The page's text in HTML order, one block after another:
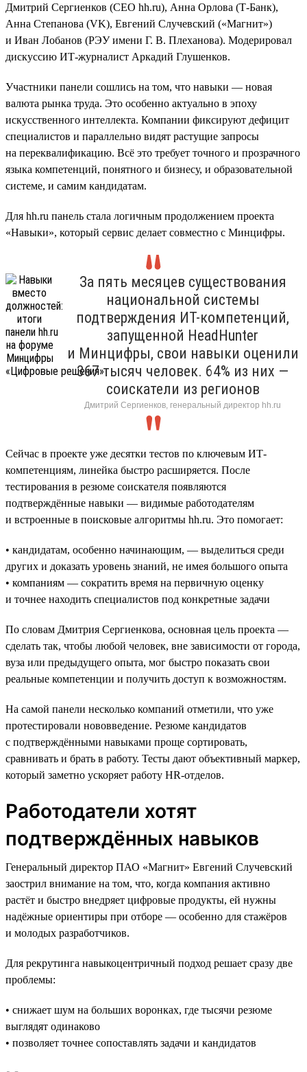
Дмитрий Сергиенков (CEO hh.ru), Анна Орлова (Т-Банк),
Анна Степанова (VK), Евгений Случевский («Магнит»)
и Иван Лобанов (РЭУ имени Г. В. Плеханова). Модерировал
дискуссию ИТ-журналист Аркадий Глушенков.
Участники панели сошлись на том, что навыки — новая
валюта рынка труда. Это особенно актуально в эпоху
искусственного интеллекта. Компании фиксируют дефицит
специалистов и параллельно видят растущие запросы
на переквалификацию. Всё это требует точного и прозрачного
языка компетенций, понятного и бизнесу, и образовательной
системе, и самим кандидатам.
Для hh.ru панель стала логичным продолжением проекта
«Навыки», который сервис делает совместно с Минцифры.
За пять месяцев существования
национальной системы
подтверждения ИТ-компетенций,
запущенной HeadHunter
и Минцифры, свои навыки оценили
367 тысяч человек. 64% из них —
соискатели из регионов
Дмитрий Сергиенков, генеральный директор hh.ru
Сейчас в проекте уже десятки тестов по ключевым ИТ-
компетенциям, линейка быстро расширяется. После
тестирования в резюме соискателя появляются
подтверждённые навыки — видимые работодателям
и встроенные в поисковые алгоритмы hh.ru. Это помогает:
• кандидатам, особенно начинающим, — выделиться среди
других и доказать уровень знаний, не имея большого опыта
• компаниям — сократить время на первичную оценку
и точнее находить специалистов под конкретные задачи
По словам Дмитрия Сергиенкова, основная цель проекта —
сделать так, чтобы любой человек, вне зависимости от города,
вуза или предыдущего опыта, мог быстро показать свои
реальные компетенции и получить доступ к возможностям.
На самой панели несколько компаний отметили, что уже
протестировали нововведение. Резюме кандидатов
с подтверждёнными навыками проще сортировать,
сравнивать и брать в работу. Тесты дают объективный маркер,
который заметно ускоряет работу HR-отделов.
Работодатели хотят
подтверждённых навыков
Генеральный директор ПАО «Магнит» Евгений Случевский
заострил внимание на том, что, когда компания активно
растёт и быстро внедряет цифровые продукты, ей нужны
надёжные ориентиры при отборе — особенно для стажёров
и молодых разработчиков.
Для рекрутинга навыкоцентричный подход решает сразу две
проблемы:
• снижает шум на больших воронках, где тысячи резюме
выглядят одинаково
• позволяет точнее сопоставлять задачи и кандидатов